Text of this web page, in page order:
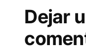
Dejar